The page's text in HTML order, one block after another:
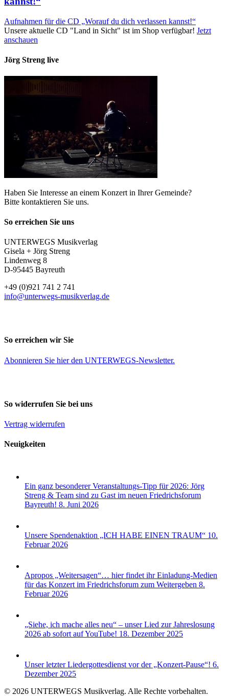
Aufnahmen für die CD „Worauf du dich verlassen kannst!“
Unsere aktuelle CD "Land in Sicht" ist im Shop verfügbar! Jetzt
anschauen
Jörg Streng live
Haben Sie Interesse an einem Konzert in Ihrer Gemeinde?
Bitte kontaktieren Sie uns.
So erreichen Sie uns
UNTERWEGS Musikverlag
Gisela + Jörg Streng
Lindenweg 8
D-95445 Bayreuth
+49 (0)921 741 2 741
info@unterwegs-musikverlag.de
So erreichen wir Sie
Abonnieren Sie hierden UNTERWEGS-Newsletter.
So widerrufen Sie bei uns
Vertrag widerrufen
Neuigkeiten
Ein ganz besonderer Veranstaltungs-Tipp für 2026: Jörg
Streng & Team sind zu Gast im neuen Friedrichsforum
Bayreuth! 8. Juni 2026
Unsere Spendenaktion „ICH HABE EINEN TRAUM“ 10.
Februar 2026
Apropos „Weitersagen“… hier findet ihr Einladung-Medien
für das Konzert im Friedrichsforum zum Weitergeben 8.
Februar 2026
„Siehe, ich mache alles neu“ – unser Lied zur Jahreslosung
2026 ab sofort auf YouTube! 18. Dezember 2025
Unser letzter Liedergottesdienst vor der „Konzert-Pause“! 6.
Dezember 2025
© 2026 UNTERWEGS Musikverlag. Alle Rechte vorbehalten.